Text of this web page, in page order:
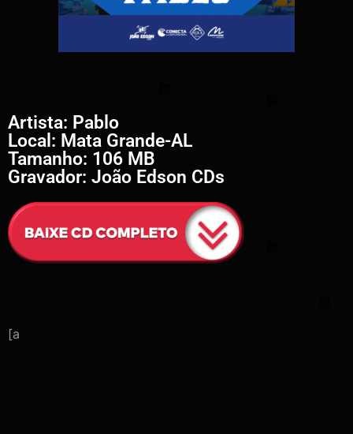
Artista: Pablo
Local: Mata Grande-AL
Tamanho: 106 MB
Gravador: João Edson CDs
[a